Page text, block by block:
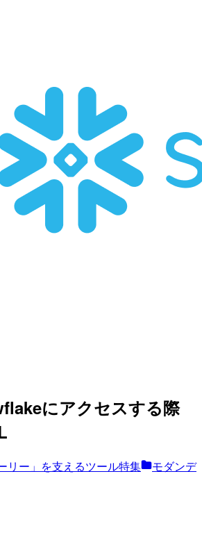
にアクセスする際
リー」を支えるツール特集
モダンデ